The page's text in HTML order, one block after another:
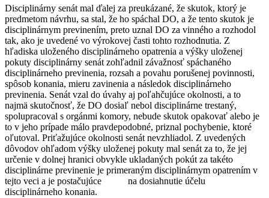
Disciplinárny senát mal ďalej za preukázané, že skutok, ktorý je
predmetom návrhu, sa stal, že ho spáchal DO, a že tento skutok je
disciplinárnym previnením, preto uznal DO za vinného a rozhodol
tak, ako je uvedené vo výrokovej časti tohto rozhodnutia. Z
hľadiska uloženého disciplinárneho opatrenia a výšky uloženej
pokuty disciplinárny senát zohľadnil závažnosť spáchaného
disciplinárneho previnenia, rozsah a povahu porušenej povinnosti,
spôsob konania, mieru zavinenia a následok disciplinárneho
previnenia. Senát vzal do úvahy aj poľahčujúce okolnosti, a to
najmä skutočnosť, že DO dosiaľ nebol disciplinárne trestaný,
spolupracoval s orgánmi komory, nebude skutok opakovať alebo je
to v jeho prípade málo pravdepodobné, priznal pochybenie, ktoré
oľutoval. Priťažujúce okolnosti senát nevzhliadol. Z uvedených
dôvodov ohľadom výšky uloženej pokuty mal senát za to, že jej
určenie v dolnej hranici obvykle ukladaných pokút za takéto
disciplinárne previnenie je primeraným disciplinárnym opatrením v
tejto veci a je postačujúce na dosiahnutie účelu
disciplinárneho konania.